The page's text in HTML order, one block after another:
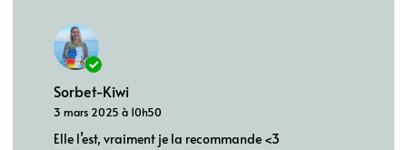
Sorbet-Kiwi
3 mars 2025 à 10h50
Elle l’est, vraiment je la recommande <3